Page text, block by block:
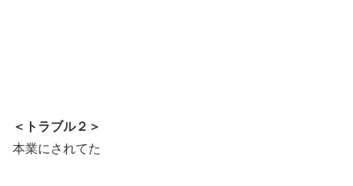
＜トラブル２＞
本業にされてた